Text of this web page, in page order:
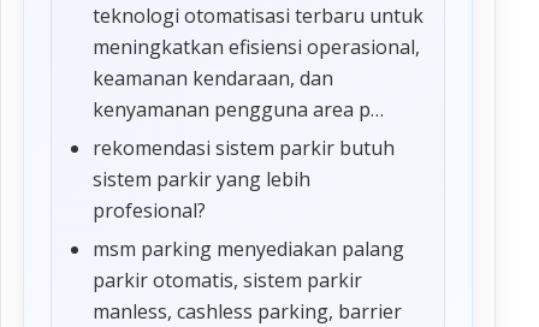
teknologi otomatisasi terbaru untuk
meningkatkan efisiensi operasional,
keamanan kendaraan, dan
kenyamanan pengguna area p…
rekomendasi sistem parkir butuh
sistem parkir yang lebih
profesional?
msm parking menyediakan palang
parkir otomatis, sistem parkir
manless, cashless parking, barrier